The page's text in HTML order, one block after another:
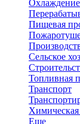
Пищевая
Сельское
Топливная
Транспорт
Еще